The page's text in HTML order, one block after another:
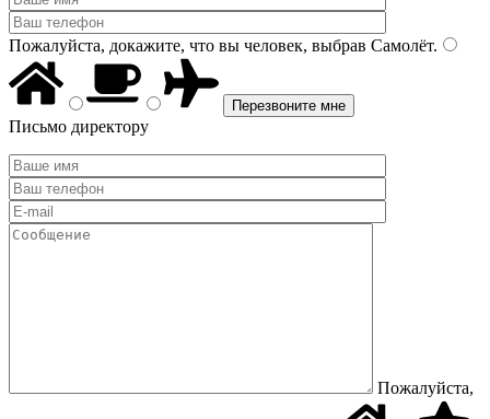
Пожалуйста, докажите, что вы человек, выбрав Самолёт.
Письмо директору
Пожалуйста,